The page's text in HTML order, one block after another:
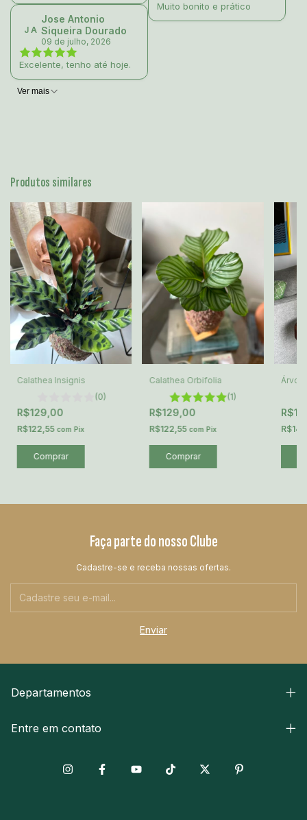
J A
Jose Antonio
Siqueira Dourado
09 de julho, 2026
Excelente, tenho até hoje.
Muito bonito e prático
Ver mais
Produtos similares
Calathea Insignis
(0)
R$129,00
R$122,55 com Pix
Calathea Orbifolia
(1)
R$129,00
R$122,55 com Pix
Faça parte do nosso Clube
Cadastre-se e receba nossas ofertas.
Departamentos
Entre em contato